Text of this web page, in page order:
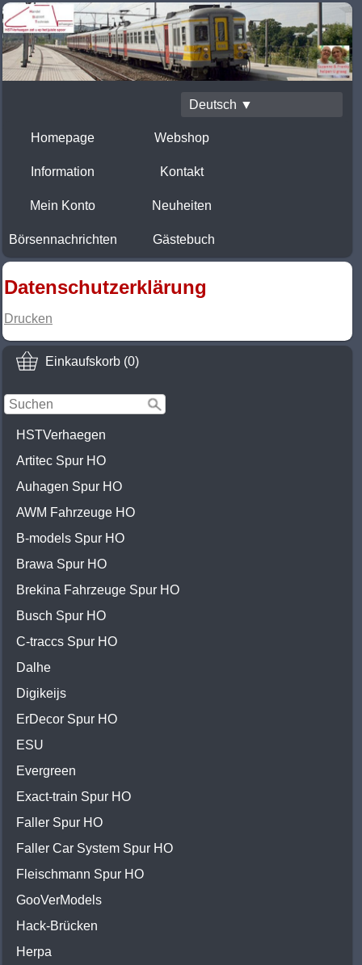
Deutsch ▼
Homepage Webshop
Information Kontakt
Mein Konto Neuheiten
Börsennachrichten Gästebuch
Einkaufskorb (0)
HSTVerhaegen
Artitec Spur HO
Auhagen Spur HO
AWM Fahrzeuge HO
B-models Spur HO
Brawa Spur HO
Brekina Fahrzeuge Spur HO
Busch Spur HO
C-traccs Spur HO
Dalhe
Digikeijs
ErDecor Spur HO
ESU
Evergreen
Exact-train Spur HO
Faller Spur HO
Faller Car System Spur HO
Fleischmann Spur HO
GooVerModels
Hack-Brücken
Herpa
Datenschutzerklärung
Drucken